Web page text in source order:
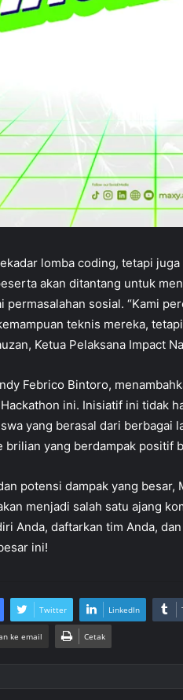
lomba coding, tetapi
akan ditantang untuk
permasalahan sosial. “Kami
teknis mereka,
Ketua Pelaksana Impact
Febrico Bintoro,
ini. Inisiatif ini tidak
yang berasal dari berbagai
yang berdampak positif
potensi dampak yang besar,
menjadi salah satu ajang
Anda, daftarkan tim Anda,
ini!
Twitter LinkedIn
ke email Cetak